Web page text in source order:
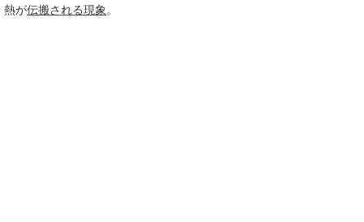
熱が伝搬される現象 。